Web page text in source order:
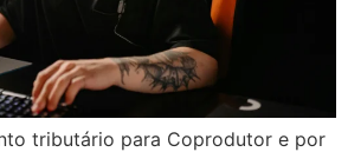
tributário para Coprodutor e por